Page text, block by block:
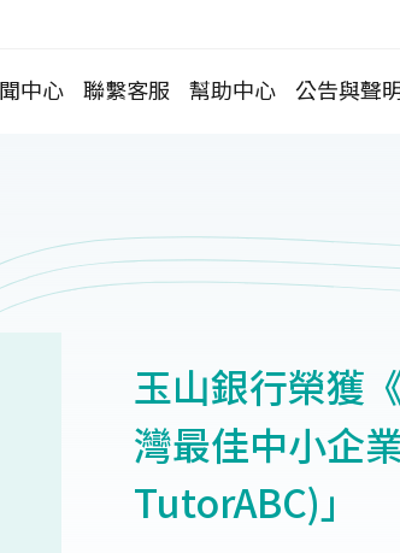
中心 聯繫客服 幫助中心 公告與聲
玉山銀行榮獲
灣最佳中小企
TutorABC)」